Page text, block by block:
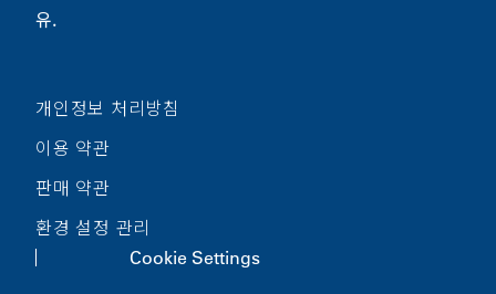
유.
개인정보 처리방침
이용 약관
판매 약관
환경 설정 관리
Cookie Settings